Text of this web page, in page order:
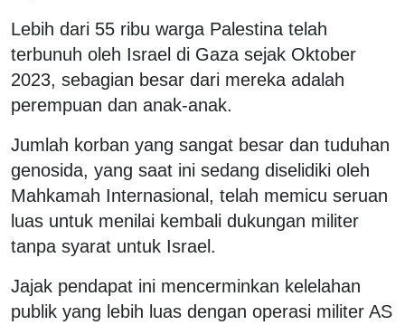
Lebih dari 55 ribu warga Palestina telah
terbunuh oleh Israel di Gaza sejak Oktober
2023, sebagian besar dari mereka adalah
perempuan dan anak-anak.
Jumlah korban yang sangat besar dan tuduhan
genosida, yang saat ini sedang diselidiki oleh
Mahkamah Internasional, telah memicu seruan
luas untuk menilai kembali dukungan militer
tanpa syarat untuk Israel.
Jajak pendapat ini mencerminkan kelelahan
publik yang lebih luas dengan operasi militer AS